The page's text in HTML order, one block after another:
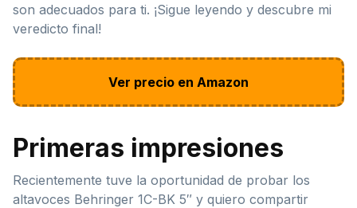
son adecuados para ti. ¡Sigue leyendo y descubre mi
veredicto final!
Ver precio en Amazon
Primeras impresiones
Recientemente tuve la oportunidad de probar los
altavoces Behringer 1C-BK 5″ y quiero compartir